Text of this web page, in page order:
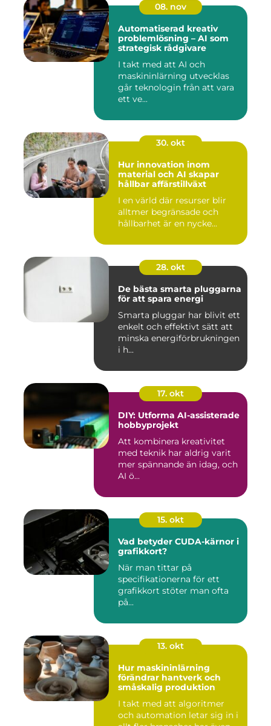
08. nov
Automatiserad kreativ
problemlösning – AI som
strategisk rådgivare
I takt med att AI och
maskininlärning utvecklas
går teknologin från att vara
ett ve...
30. okt
Hur innovation inom
material och AI skapar
hållbar affärstillväxt
I en värld där resurser blir
alltmer begränsade och
hållbarhet är en nycke...
28. okt
De bästa smarta pluggarna
för att spara energi
Smarta pluggar har blivit ett
enkelt och effektivt sätt att
minska energiförbrukningen
i h...
17. okt
DIY: Utforma AI-assisterade
hobbyprojekt
Att kombinera kreativitet
med teknik har aldrig varit
mer spännande än idag, och
AI ö...
15. okt
Vad betyder CUDA-kärnor i
grafikkort?
När man tittar på
specifikationerna för ett
grafikkort stöter man ofta
på...
13. okt
Hur maskininlärning
förändrar hantverk och
småskalig produktion
I takt med att algoritmer
och automation letar sig in i